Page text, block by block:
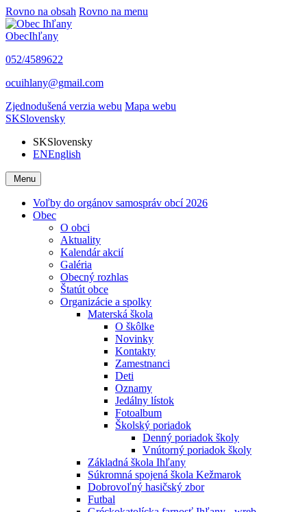
Rovno na obsah Rovno na menu
ObecIhľany
052/4589622
ocuihlany@gmail.com
Zjednodušená verzia webu Mapa webu
SKSlovensky
SKSlovensky
ENEnglish
Menu
Voľby do orgánov samospráv obcí 2026
Obec
O obci
Aktuality
Kalendár akcií
Galéria
Obecný rozhlas
Štatút obce
Organizácie a spolky
Materská škola
O škôlke
Novinky
Kontakty
Zamestnanci
Deti
Oznamy
Jedálny lístok
Fotoalbum
Školský poriadok
Denný poriadok školy
Vnútorný poriadok školy
Základná škola Ihľany
Súkromná spojená škola Kežmarok
Dobrovoľný hasičský zbor
Futbal